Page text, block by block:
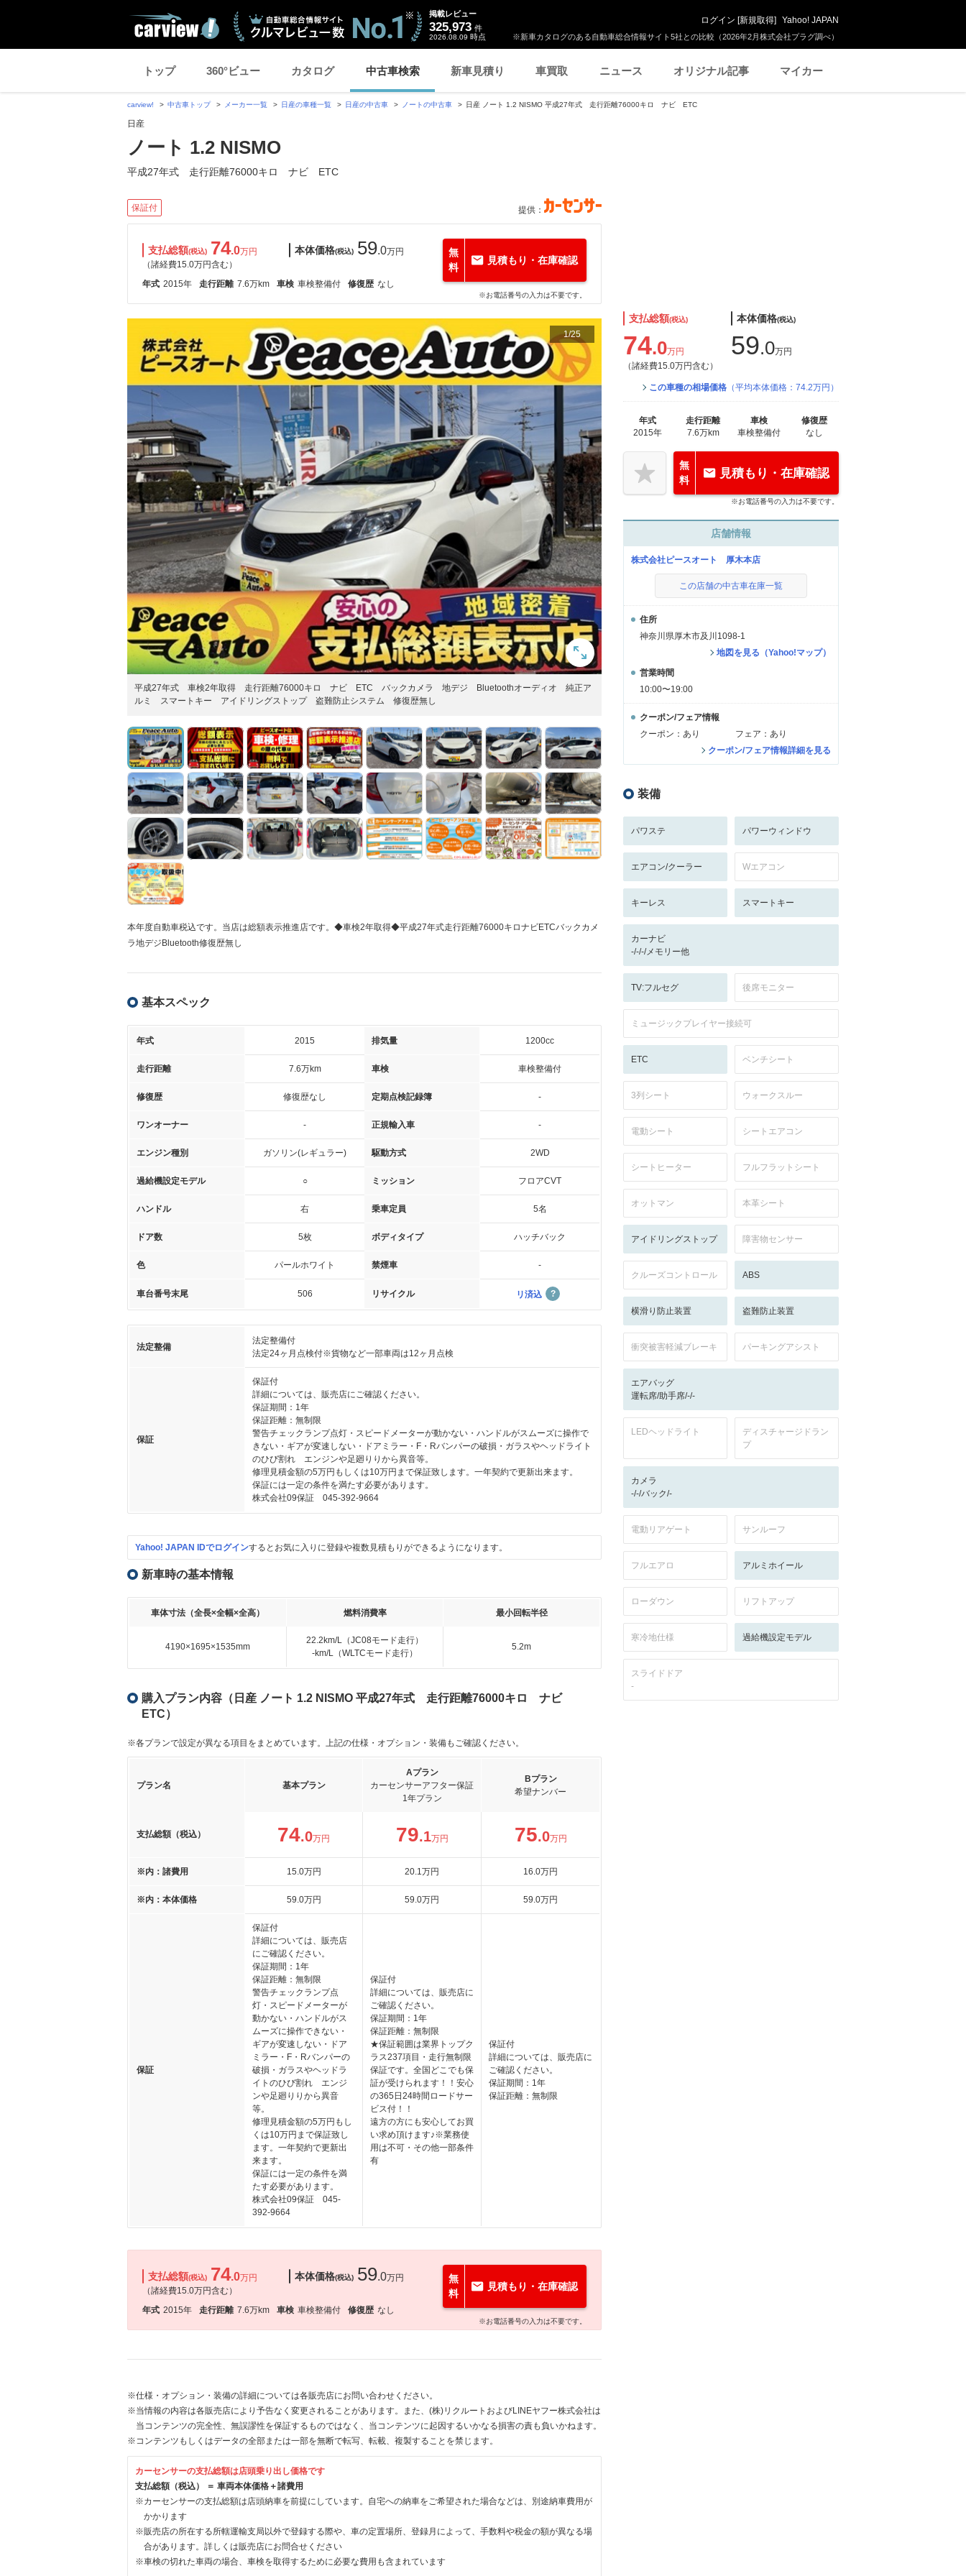
※新車カタログのある自動車総合情報サイト5社との比較（2026年2月株式会社プラグ調べ）
掲載レビュー
325,973 件
2026.08.09 時点
ログイン [新規取得] Yahoo! JAPAN
トップ 360°ビュー カタログ 中古車検索 新車見積り 車買取 ニュース オリジナル記事 マイカー
carview! 中古車トップ メーカー一覧 日産の車種一覧 日産の中古車 ノートの中古車 日産 ノート 1.2 NISMO 平成27年式 走行距離76000キロ ナビ ETC
日産
ノート 1.2 NISMO
平成27年式 走行距離76000キロ ナビ ETC
保証付 提供：
支払総額(税込) 74.0万円
（諸経費15.0万円含む）
本体価格(税込) 59.0万円
年式 2015年 走行距離 7.6万km 車検 車検整備付 修復歴 なし
無
料
見積もり・在庫確認
※お電話番号の入力は不要です。
1/25
平成27年式 車検2年取得 走行距離76000キロ ナビ ETC バックカメラ 地デジ Bluetoothオーディオ 純正ア
ルミ スマートキー アイドリングストップ 盗難防止システム 修復歴無し
本年度自動車税込です。当店は総額表示推進店です。◆車検2年取得◆平成27年式走行距離76000キロナビETCバックカメ
ラ地デジBluetooth修復歴無し
基本スペック
年式 2015 排気量 1200cc
走行距離 7.6万km 車検 車検整備付
修復歴 修復歴なし 定期点検記録簿 -
ワンオーナー - 正規輸入車 -
エンジン種別 ガソリン(レギュラー) 駆動方式 2WD
過給機設定モデル ○ ミッション フロアCVT
ハンドル 右 乗車定員 5名
ドア数 5枚 ボディタイプ ハッチバック
色 パールホワイト 禁煙車 -
車台番号末尾 506 リサイクル リ済込
法定整備
法定整備付
法定24ヶ月点検付※貨物など一部車両は12ヶ月点検
保証
保証付
詳細については、販売店にご確認ください。
保証期間：1年
保証距離：無制限
警告チェックランプ点灯・スピードメーターが動かない・ハンドルがスムーズに操作で
きない・ギアが変速しない・ドアミラー・F・Rバンパーの破損・ガラスやヘッドライト
のひび割れ エンジンや足廻りりから異音等。
修理見積金額の5万円もしくは10万円まで保証致します。一年契約で更新出来ます。
保証には一定の条件を満たす必要があります。
株式会社09保証 045-392-9664
Yahoo! JAPAN IDでログインするとお気に入りに登録や複数見積もりができるようになります。
新車時の基本情報
車体寸法（全長×全幅×全高） 燃料消費率 最小回転半径
4190×1695×1535mm
22.2km/L（JC08モード走行）
-km/L（WLTCモード走行）
5.2m
購入プラン内容（日産 ノート 1.2 NISMO 平成27年式 走行距離76000キロ ナビ
ETC）
※各プランで設定が異なる項目をまとめています。上記の仕様・オプション・装備もご確認ください。
プラン名 基本プラン
Aプラン
カーセンサーアフター保証
1年プラン
Bプラン
希望ナンバー
支払総額（税込） 74.0万円 79.1万円 75.0万円
※内：諸費用 15.0万円 20.1万円 16.0万円
※内：本体価格 59.0万円 59.0万円 59.0万円
保証
保証付
詳細については、販売店
にご確認ください。
保証期間：1年
保証距離：無制限
警告チェックランプ点
灯・スピードメーターが
動かない・ハンドルがス
ムーズに操作できない・
ギアが変速しない・ドア
ミラー・F・Rバンパーの
破損・ガラスやヘッドラ
イトのひび割れ エンジ
ンや足廻りりから異音
等。
修理見積金額の5万円もし
くは10万円まで保証致し
ます。一年契約で更新出
来ます。
保証には一定の条件を満
たす必要があります。
株式会社09保証 045-
392-9664
保証付
詳細については、販売店に
ご確認ください。
保証期間：1年
保証距離：無制限
★保証範囲は業界トップク
ラス237項目・走行無制限
保証です。全国どこでも保
証が受けられます！！安心
の365日24時間ロードサー
ビス付！！
遠方の方にも安心してお買
い求め頂けます♪※業務使
用は不可・その他一部条件
有
保証付
詳細については、販売店に
ご確認ください。
保証期間：1年
保証距離：無制限
支払総額(税込) 74.0万円
（諸経費15.0万円含む）
本体価格(税込) 59.0万円
年式 2015年 走行距離 7.6万km 車検 車検整備付 修復歴 なし
無
料
見積もり・在庫確認
※お電話番号の入力は不要です。
※仕様・オプション・装備の詳細については各販売店にお問い合わせください。
※当情報の内容は各販売店により予告なく変更されることがあります。また、(株)リクルートおよびLINEヤフー株式会社は
当コンテンツの完全性、無誤謬性を保証するものではなく、当コンテンツに起因するいかなる損害の責も負いかねます。
※コンテンツもしくはデータの全部または一部を無断で転写、転載、複製することを禁じます。
カーセンサーの支払総額は店頭乗り出し価格です
支払総額（税込） ＝ 車両本体価格＋諸費用
※カーセンサーの支払総額は店頭納車を前提にしています。自宅への納車をご希望された場合などは、別途納車費用が
かかります
※販売店の所在する所轄運輸支局以外で登録する際や、車の定置場所、登録月によって、手数料や税金の額が異なる場
合があります。詳しくは販売店にお問合せください
※車検の切れた車両の場合、車検を取得するために必要な費用も含まれています
支払総額(税込)
74.0万円
（諸経費15.0万円含む）
本体価格(税込)
59.0万円
この車種の相場価格 （平均本体価格：74.2万円）
年式
2015年
走行距離
7.6万km
車検
車検整備付
修復歴
なし
無
料
見積もり・在庫確認
※お電話番号の入力は不要です。
店舗情報
株式会社ピースオート 厚木本店
この店舗の中古車在庫一覧
住所
神奈川県厚木市及川1098-1
地図を見る（Yahoo!マップ）
営業時間
10:00〜19:00
クーポン/フェア情報
クーポン：あり
フェア：あり
クーポン/フェア情報詳細を見る
装備
パワステ パワーウィンドウ
エアコン/クーラー Wエアコン
キーレス スマートキー
カーナビ
-/-/-/メモリー他
TV:フルセグ 後席モニター
ミュージックプレイヤー接続可
ETC ベンチシート
3列シート ウォークスルー
電動シート シートエアコン
シートヒーター フルフラットシート
オットマン 本革シート
アイドリングストップ 障害物センサー
クルーズコントロール ABS
横滑り防止装置 盗難防止装置
衝突被害軽減ブレーキ パーキングアシスト
エアバッグ
運転席/助手席/-/-
LEDヘッドライト
ディスチャージドラン
プ
カメラ
-/-/バック/-
電動リアゲート サンルーフ
フルエアロ アルミホイール
ローダウン リフトアップ
寒冷地仕様 過給機設定モデル
スライドドア
-